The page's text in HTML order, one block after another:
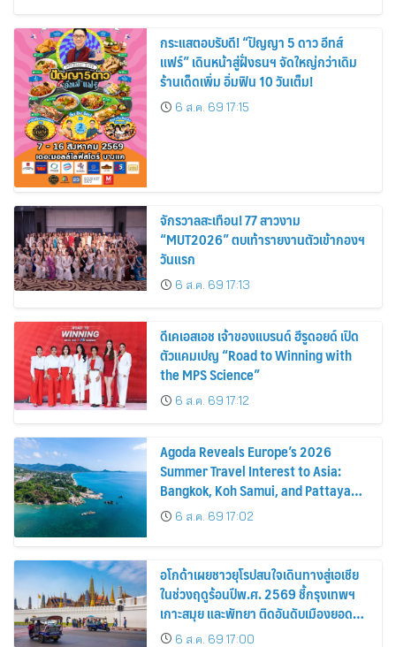
กระแสตอบรับดี! “ปัญญา 5 ดาว อีทส์
แฟร์” เดินหน้าสู่ฝั่งธนฯ จัดใหญ่กว่าเดิม
ร้านเด็ดเพิ่ม อิ่มฟิน 10 วันเต็ม!
6 ส.ค. 69 17:15
จักรวาลสะเทือน! 77 สาวงาม
“MUT2026” ตบเท้ารายงานตัวเข้ากองฯ
วันแรก
6 ส.ค. 69 17:13
ดีเคเอสเอช เจ้าของแบรนด์ ฮีรูดอยด์ เปิด
ตัวแคมเปญ “Road to Winning with
the MPS Science”
6 ส.ค. 69 17:12
Agoda Reveals Europe’s 2026
Summer Travel Interest to Asia:
Bangkok, Koh Samui, and Pattaya
Among the Top Cities
6 ส.ค. 69 17:02
อโกด้าเผยชาวยุโรปสนใจเดินทางสู่เอเชีย
ในช่วงฤดูร้อนปีพ.ศ. 2569 ชี้กรุงเทพฯ
เกาะสมุย และพัทยา ติดอันดับเมืองยอด
นิยม6 ส.ค. 69 17:00